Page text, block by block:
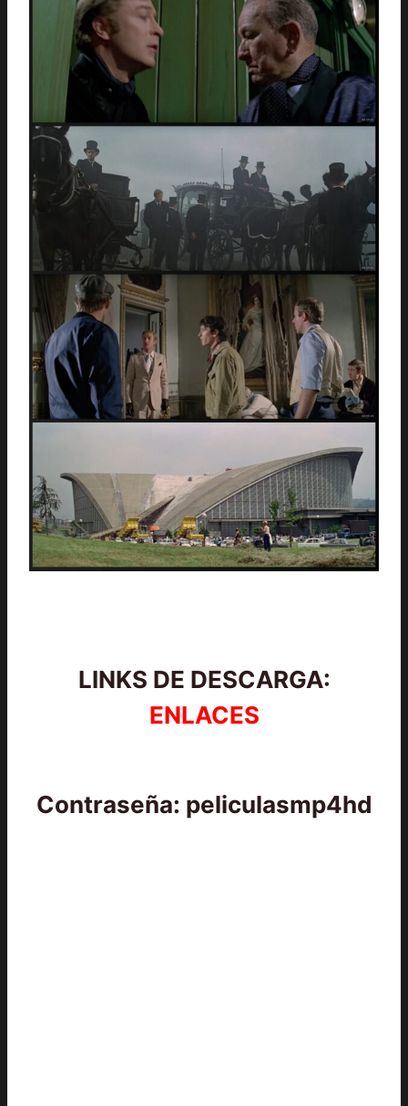
LINKS DE DESCARGA:
ENLACES
Contraseña: peliculasmp4hd